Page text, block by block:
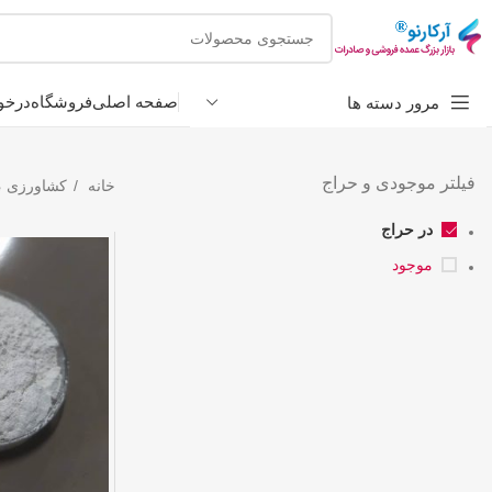
مرور دسته ها صفحه اصلیفروشگاه
فیلتر موجودی و حراج
در حراج
موجود
خانه کشاورزی